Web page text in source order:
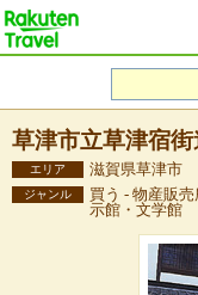
草津市立草津宿
エリア 滋賀県草津市
ジャンル
買う - 物産販
示館・文学館